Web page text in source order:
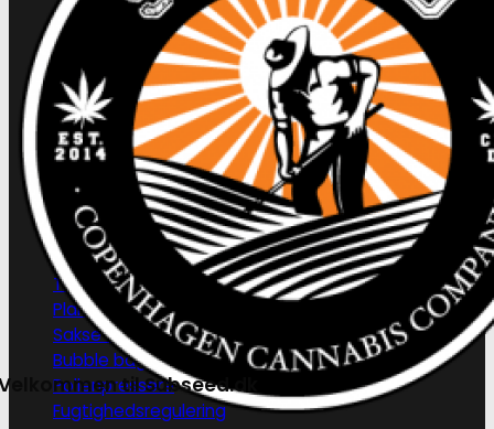
Forspiring og plantestart
Root!t
Root Riot
Jiffy disks
Eazy Plugs
Grodan
Efterbehandling
Tørrenet
Plantetrimmere
Sakse og plantetrimmere
Bubble bags
Pollenpressere
Fugtighedsregulering
til Subseed.dk